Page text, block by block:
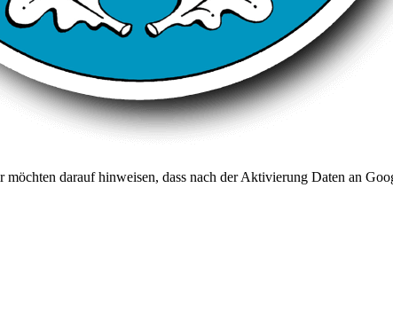
darauf hinweisen, dass nach der Aktivierung Daten an